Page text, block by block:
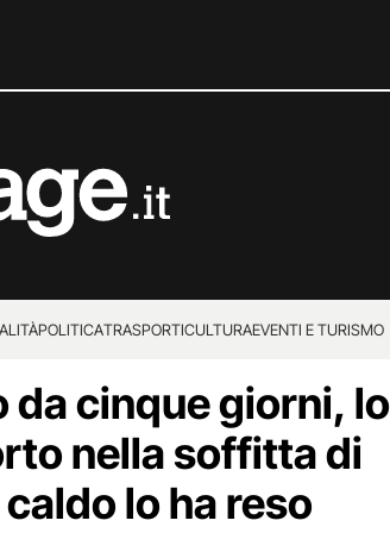
POLITICATRASPORTICULTURAEVENTI E TURISMO
da cinque giorni, lo
nella soffitta di
lo ha reso